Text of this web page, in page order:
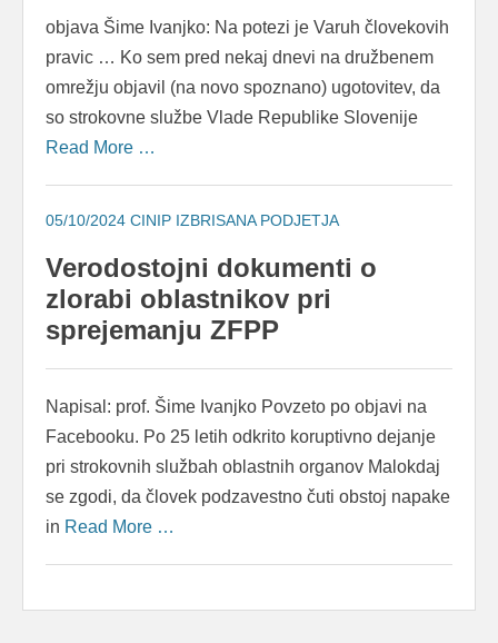
objava Šime Ivanjko: Na potezi je Varuh človekovih
pravic … Ko sem pred nekaj dnevi na družbenem
omrežju objavil (na novo spoznano) ugotovitev, da
so strokovne službe Vlade Republike Slovenije
Read More …
05/10/2024 CINIP IZBRISANA PODJETJA
Verodostojni dokumenti o
zlorabi oblastnikov pri
sprejemanju ZFPP
Napisal: prof. Šime Ivanjko Povzeto po objavi na
Facebooku. Po 25 letih odkrito koruptivno dejanje
pri strokovnih službah oblastnih organov Malokdaj
se zgodi, da človek podzavestno čuti obstoj napake
in Read More …